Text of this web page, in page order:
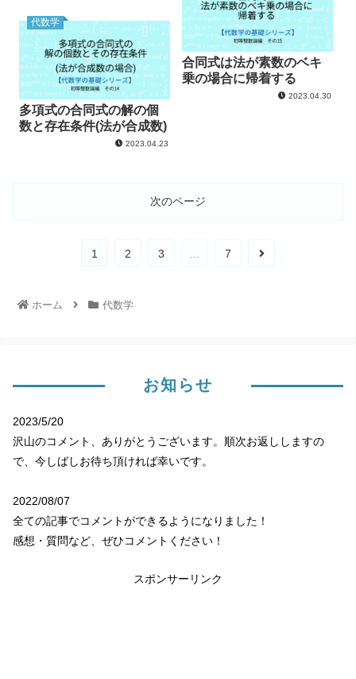
合同式は法が素数のベキ
乗の場合に帰着する
2023.04.30
代数学
多項式の合同式の解の個
数と存在条件(法が合成数)
2023.04.23
次のページ
1 2 3 … 7
ホーム 代数学
お知らせ
2023/5/20
沢山のコメント、ありがとうございます。順次お返ししますの
で、今しばしお待ち頂ければ幸いです。
2022/08/07
全ての記事でコメントができるようになりました！
感想・質問など、ぜひコメントください！
スポンサーリンク